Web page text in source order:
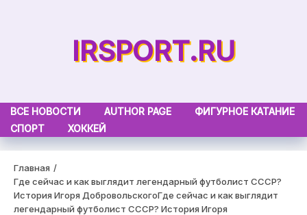
IRSPORT.RU
ВСЕ НОВОСТИ AUTHOR PAGE
ФИГУРНОЕ КАТАНИЕ
СПОРТ
ХОККЕЙ
Главная
Где сейчас и как выглядит легендарный футболист СССР?
История Игоря ДобровольскогоГде сейчас и как выглядит
легендарный футболист СССР? История Игоря